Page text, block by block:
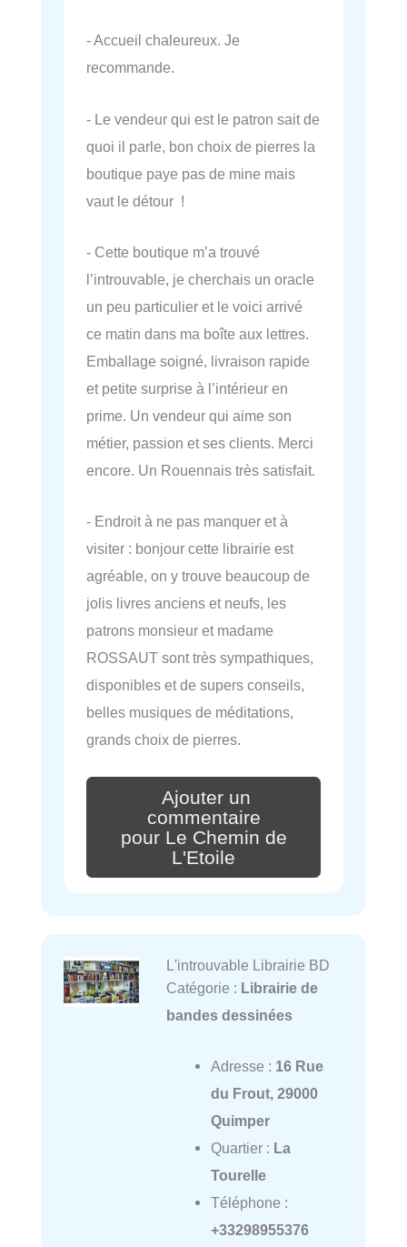
- Accueil chaleureux. Je
recommande.
- Le vendeur qui est le patron sait de
quoi il parle, bon choix de pierres la
boutique paye pas de mine mais
vaut le détour !
- Cette boutique m’a trouvé
l’introuvable, je cherchais un oracle
un peu particulier et le voici arrivé
ce matin dans ma boîte aux lettres.
Emballage soigné, livraison rapide
et petite surprise à l’intérieur en
prime. Un vendeur qui aime son
métier, passion et ses clients. Merci
encore. Un Rouennais très satisfait.
- Endroit à ne pas manquer et à
visiter : bonjour cette librairie est
agréable, on y trouve beaucoup de
jolis livres anciens et neufs, les
patrons monsieur et madame
ROSSAUT sont très sympathiques,
disponibles et de supers conseils,
belles musiques de méditations,
grands choix de pierres.
Ajouter un
commentaire
pour Le Chemin de
L'Etoile
L'introuvable Librairie BD
Catégorie : Librairie de
bandes dessinées
Adresse : 16 Rue
du Frout, 29000
Quimper
Quartier : La
Tourelle
Téléphone :
+33298955376